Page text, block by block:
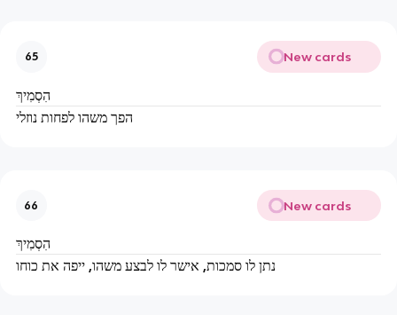
65 New cards
הִסְמִיךְ
הפך משהו לפחות נוזלי
66 New cards
הִסְמִיךְ
נתן לו סמכות, אישר לו לבצע משהו, ייפה את כוחו